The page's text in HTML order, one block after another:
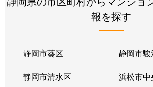
報を探す
静岡市葵区 静岡市駿
静岡市清水区 浜松市中